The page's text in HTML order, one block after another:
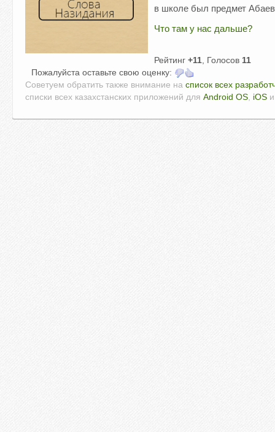
в школе был предмет
Что там у нас дальше?
Рейтинг +11 , Голосов 11
Пожалуйста оставьте свою оценку:
Советуем обратить также внимание на список всех
списки всех казахстанских приложений для Android OS iOS